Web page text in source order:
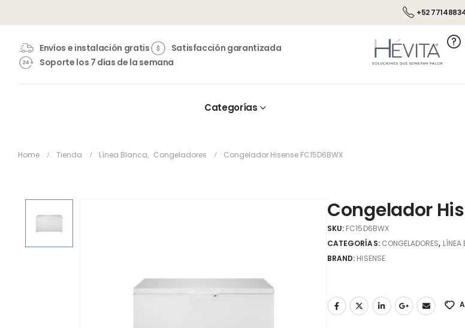
+52
Envíos e instalación gratis
Satisfacción garantizada
Soporte los 7 días de la semana
Categorías
Home Tienda Línea Blanca, Congeladores Congelador Hisense FC15D6BWX
Congelador
SKU: FC15D6BWX
CATEGORÍAS: CONGELADORES, LÍNEA
BRAND: HISENSE